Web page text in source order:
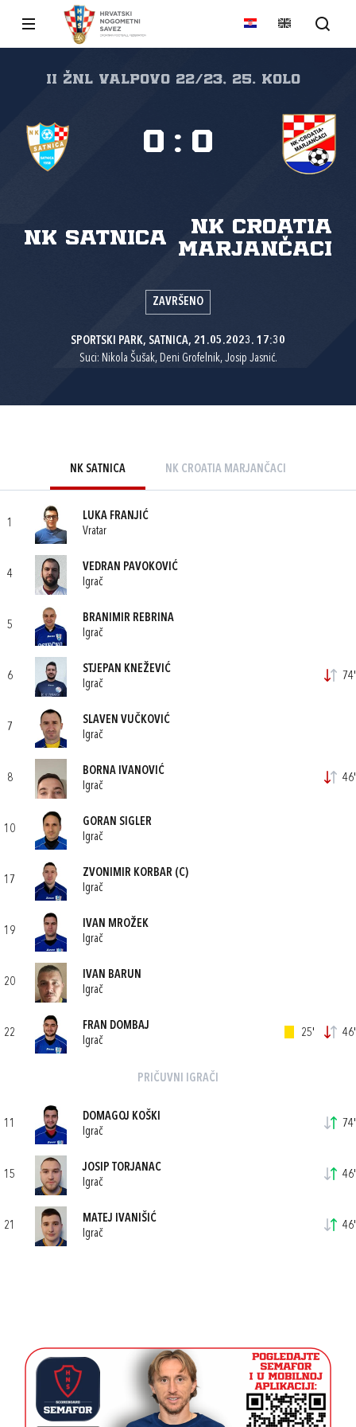
II ŽNL VALPOVO 22/23, 25. kolo
NK Satnica
NK Croatia
Marjančaci
0 : 0
ZAVRŠENO
SPORTSKI PARK, SATNICA, 21.05.2023. 17:30
Suci: Nikola Šušak, Deni Grofelnik, Josip Jasnić.
NK SATNICA NK CROATIA MARJANČACI
1
LUKA FRANJIĆ
Vratar
4
VEDRAN PAVOKOVIĆ
Igrač
5
BRANIMIR REBRINA
Igrač
6
STJEPAN KNEŽEVIĆ
Igrač
74'
7
SLAVEN VUČKOVIĆ
Igrač
8
BORNA IVANOVIĆ
Igrač
46'
10
GORAN SIGLER
Igrač
17
ZVONIMIR KORBAR (C)
Igrač
19
IVAN MROŽEK
Igrač
20
IVAN BARUN
Igrač
22
FRAN DOMBAJ
Igrač
25' 46'
PRIČUVNI IGRAČI
11
DOMAGOJ KOŠKI
Igrač
74'
15
JOSIP TORJANAC
Igrač
46'
21
MATEJ IVANIŠIĆ
Igrač
46'